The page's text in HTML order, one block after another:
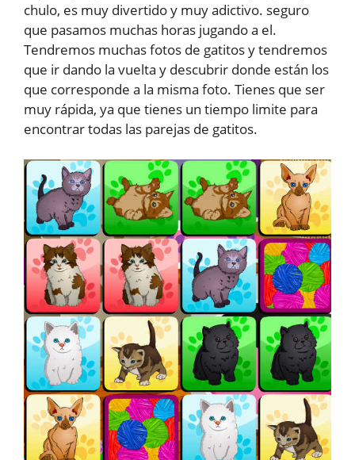
chulo, es muy divertido y muy adictivo. seguro
que pasamos muchas horas jugando a el.
Tendremos muchas fotos de gatitos y tendremos
que ir dando la vuelta y descubrir donde están los
que corresponde a la misma foto. Tienes que ser
muy rápida, ya que tienes un tiempo limite para
encontrar todas las parejas de gatitos.